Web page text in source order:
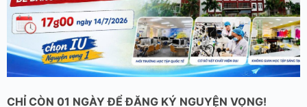
Các bạn thí sinh thân mến, Đúng 17g00 ngày 14/7/2026,
quá trình đăng ký nguyện